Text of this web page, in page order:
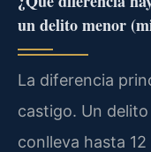
un delito menor
La diferencia
castigo. Un
conlleva hasta